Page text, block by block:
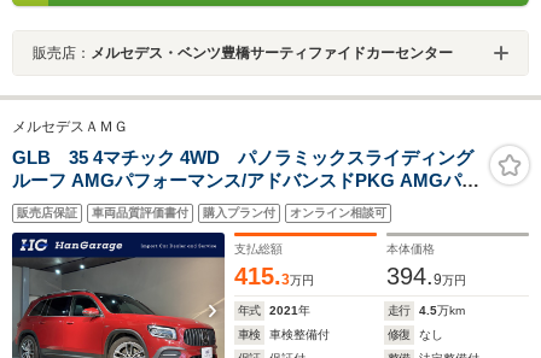
販売店： メルセデス・ベンツ豊橋サーティファイドカーセンター
メルセデスＡＭＧ
GLB 35 4マチック 4WD パノラミックスライディング
ルーフ AMGパフォーマンス/アドバンスドPKG AMGパフ
ォーマンスステアリング/ドライブコントロールスイッチ
本革シート HUD アドバンスドサウンド エナジャイジン
グPKG+ ナビTV
販売店保証 車両品質評価書付 購入プラン付 オンライン相談可
支払総額
415.3万円
本体価格
394.9万円
年式 2021年 走行 4.5万km
車検
車検整備付 修復
なし